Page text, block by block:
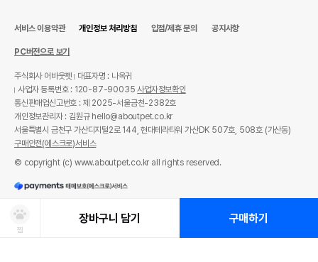
찜
장바구니 담기 구매하기
서비스 이용약관 개인정보 처리방침 입점/제휴 문의 공지사항
PC버전으로 보기
주식회사 어바웃펫
대표자명 : 나옥귀
사업자 등록번호 : 120-87-90035사업자정보확인
통신판매업신고번호 : 제 2025-서울금천-2382호
개인정보관리자 : 김원규 hello@aboutpet.co.kr
서울특별시 금천구 가산디지털2로 144, 현대테라타워 가산DK 507호, 508호 (가산동)
구매안전(에스크로)서비스
© copyright (c) www.aboutpet.co.kr all rights reserved.